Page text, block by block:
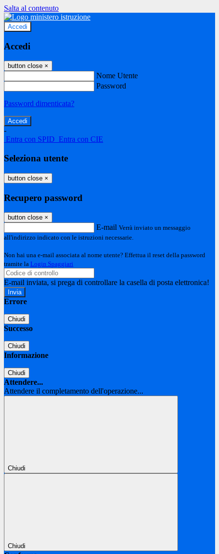
Salta al contenuto
Accedi
Accedi
button close ×
Nome Utente
Password
Password dimenticata?
-
Entra con SPID Entra con CIE
Seleziona utente
button close ×
Recupero password
button close ×
E-mail Verrà inviato un messaggio
all'indirizzo indicato con le istruzioni necessarie.
Non hai una e-mail associata al nome utente? Effettua il reset della password
tramite la Login Spaggiari
E-mail inviata, si prega di controllare la casella di posta elettronica!
Errore
Chiudi
Successo
Chiudi
Informazione
Chiudi
Attendere...
Attendere il completamento dell'operazione...
Chiudi
Chiudi